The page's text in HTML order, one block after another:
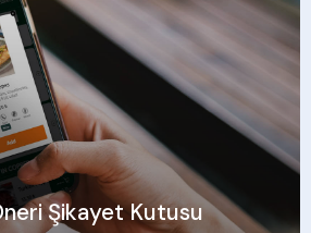
Şikayet Kutusu